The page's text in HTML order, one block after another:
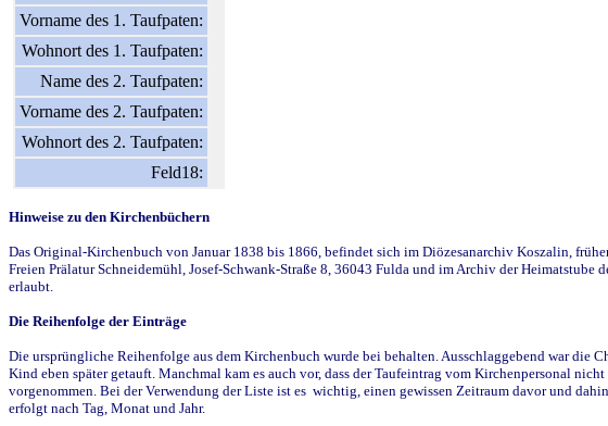
Vorname des 1. Taufpaten:
Wohnort des 1. Taufpaten:
Name des 2. Taufpaten:
Vorname des 2. Taufpaten:
Wohnort des 2. Taufpaten:
Feld18:
Hinweise zu den Kirchenbüchern
Das Original-Kirchenbuch von Januar 1838 bis 1866, befindet sich im Diözesanarchiv Koszalin,
Freien Prälatur Schneidemühl, Josef-Schwank-Straße 8, 36043 Fulda und im Archiv der
erlaubt.
Die Reihenfolge der Einträge
Die ursprüngliche Reihenfolge aus dem Kirchenbuch wurde bei behalten. Ausschlaggebend war die
Kind eben später getauft. Manchmal kam es auch vor, dass der Taufeintrag vom Kirchenpersonal
vorgenommen. Bei der Verwendung der Liste ist es wichtig, einen gewissen Zeitraum davor und
erfolgt nach Tag, Monat und Jahr.